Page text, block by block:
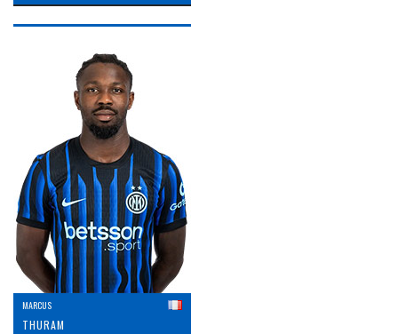
MARCUS
THURAM